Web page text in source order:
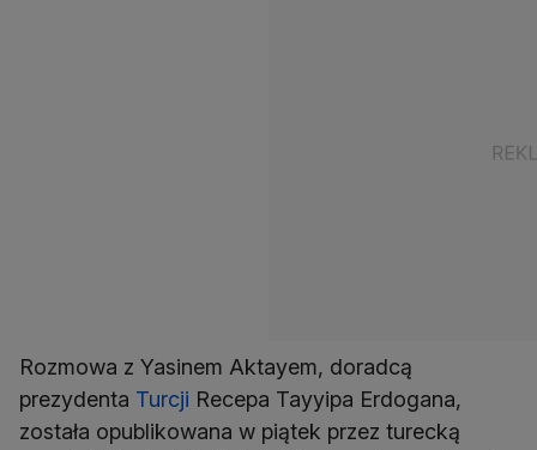
Rozmowa z Yasinem Aktayem, doradcą
prezydenta Turcji Recepa Tayyipa Erdogana,
została opublikowana w piątek przez turecką